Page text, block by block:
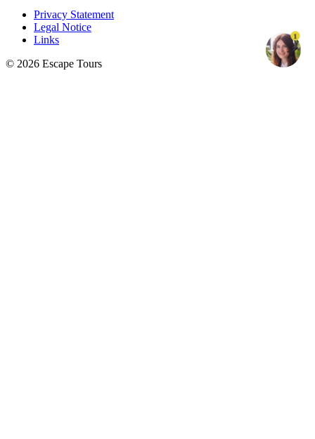
Privacy Statement
Legal Notice
Links
© 2026 Escape Tours
1